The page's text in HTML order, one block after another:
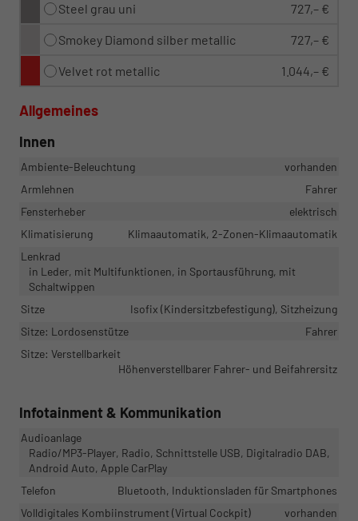
Steel grau uni 727,– €
Smokey Diamond silber metallic 727,– €
Velvet rot metallic 1.044,– €
Allgemeines
Innen
Ambiente-Beleuchtung
vorhanden
Armlehnen
Fahrer
Fensterheber
elektrisch
Klimatisierung
Klimaautomatik, 2-Zonen-Klimaautomatik
Lenkrad
in Leder, mit Multifunktionen, in Sportausführung, mit
Schaltwippen
Sitze
Isofix (Kindersitzbefestigung), Sitzheizung
Sitze: Lordosenstütze
Fahrer
Sitze: Verstellbarkeit
Höhenverstellbarer Fahrer- und Beifahrersitz
Infotainment & Kommunikation
Audioanlage
Radio/MP3-Player, Radio, Schnittstelle USB, Digitalradio DAB,
Android Auto, Apple CarPlay
Telefon
Bluetooth, Induktionsladen für Smartphones
Volldigitales Kombiinstrument (Virtual Cockpit)
vorhanden